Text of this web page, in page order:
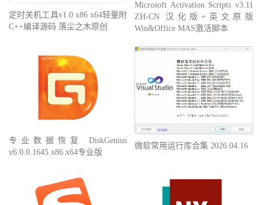
定时关机工具v1.0 x86 x64轻量附
C++编译源码 落尘之木原创
Microsoft Activation Scripts v3.11
ZH-CN 汉化版+英文原版
Win&Office MAS激活脚本
专业数据恢复 DiskGenius
v6.0.0.1645 x86 x64专业版
微软常用运行库合集 2026.04.16